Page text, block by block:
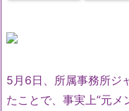
5月6日、所属事務所ジ
たことで、事実上”元メ